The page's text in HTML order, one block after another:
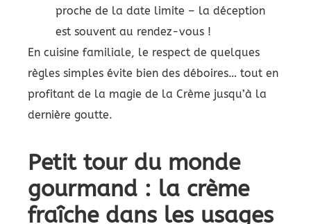
proche de la date limite – la déception
est souvent au rendez-vous !
En cuisine familiale, le respect de quelques
règles simples évite bien des déboires… tout en
profitant de la magie de la Crème jusqu’à la
dernière goutte.
Petit tour du monde
gourmand : la crème
fraîche dans les usages